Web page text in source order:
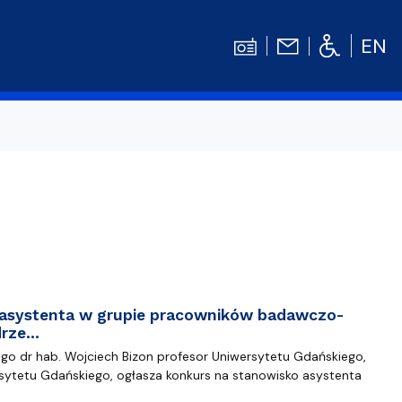
EN
Centrum Języków Obcych UG
Centrum Wychowania Fizycznego i
w grupie pracowników badawczo-
dr hab. Wojciech Bizon profesor Uniwersytetu Gdańskiego,
Gdańskiego, ogłasza konkurs na stanowisko asystenta